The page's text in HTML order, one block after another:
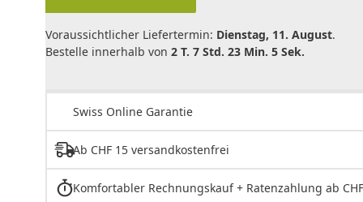
Voraussichtlicher Liefertermin: Dienstag, 11. August.
Bestelle innerhalb von 2 T. 7 Std. 23 Min. 5 Sek.
Swiss Online Garantie
Ab CHF 15 versandkostenfrei
Komfortabler Rechnungskauf + Ratenzahlung ab